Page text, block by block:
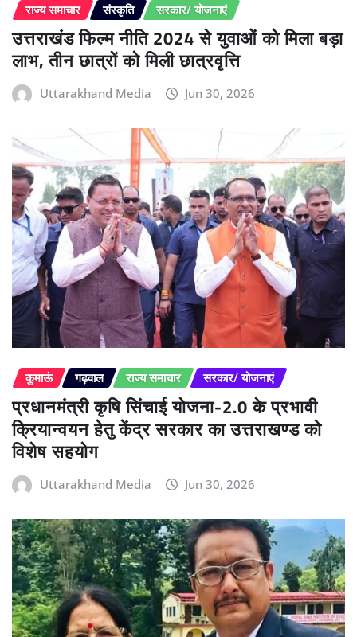
राज्य समाचार संस्कृति सरकार/ योजनाएं
उत्तराखंड फिल्म नीति 2024 से युवाओं को मिला बड़ा
लाभ, तीन छात्रों को मिली छात्रवृत्ति
Uttarakhand Media Jun 30, 2026
कुमाऊं गढ़वाल राज्य समाचार सरकार/ योजनाएं
प्रधानमंत्री कृषि सिंचाई योजना-2.0 के प्रभावी
क्रियान्वयन हेतु केंद्र सरकार का उत्तराखण्ड को
विशेष सहयोग
Uttarakhand Media Jun 30, 2026